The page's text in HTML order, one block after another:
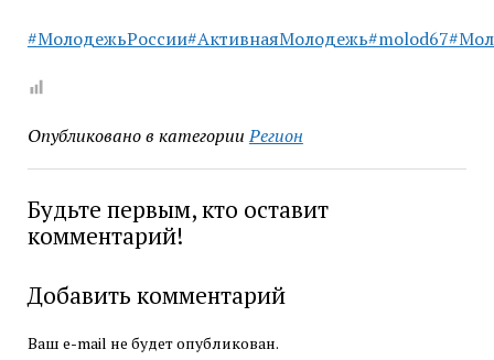
#МолодежьРоссии#АктивнаяМолодежь#molod67
Опубликовано в категории Регион
Будьте первым, кто оставит
комментарий!
Добавить комментарий
Ваш e-mail не будет опубликован.